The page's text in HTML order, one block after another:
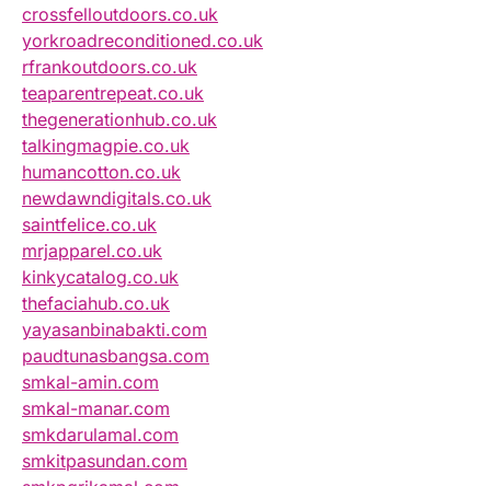
crossfelloutdoors.co.uk
yorkroadreconditioned.co.uk
rfrankoutdoors.co.uk
teaparentrepeat.co.uk
thegenerationhub.co.uk
talkingmagpie.co.uk
humancotton.co.uk
newdawndigitals.co.uk
saintfelice.co.uk
mrjapparel.co.uk
kinkycatalog.co.uk
thefaciahub.co.uk
yayasanbinabakti.com
paudtunasbangsa.com
smkal-amin.com
smkal-manar.com
smkdarulamal.com
smkitpasundan.com